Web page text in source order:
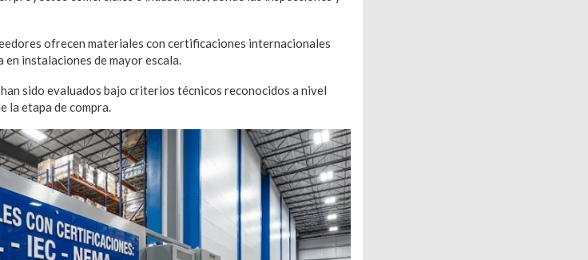
ofrecen materiales con certificaciones internacionales
en instalaciones de mayor escala.
sido evaluados bajo criterios técnicos reconocidos a nivel
la etapa de compra.